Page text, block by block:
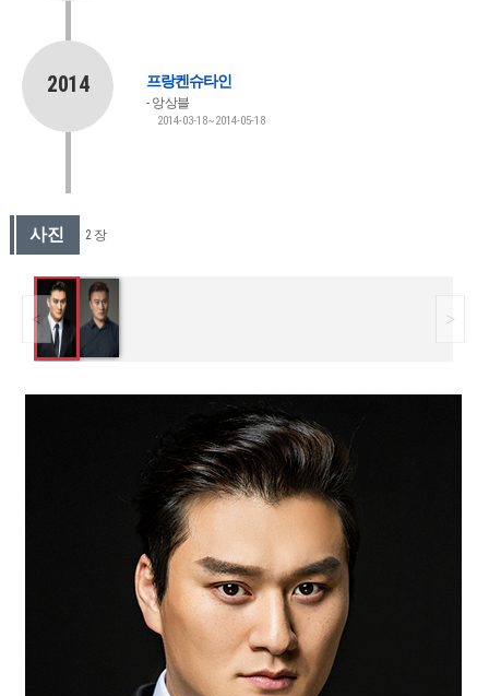
2014 프랑켄슈타인
앙상블
2014-03-18~2014-05-18
사진 2 장